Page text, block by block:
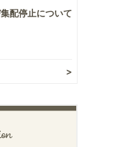
配停止について